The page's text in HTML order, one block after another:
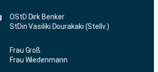
OStD Dirk Benker
StDin Vasiliki Dourakaki (Stellv.)
Frau Groß
Frau Wiedenmann